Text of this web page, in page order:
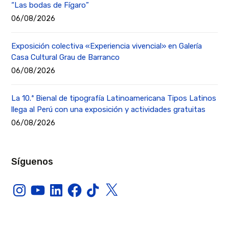
“Las bodas de Fígaro”
06/08/2026
Exposición colectiva «Experiencia vivencial» en Galería
Casa Cultural Grau de Barranco
06/08/2026
La 10.ª Bienal de tipografía Latinoamericana Tipos Latinos
llega al Perú con una exposición y actividades gratuitas
06/08/2026
Síguenos
InstagramYouTubeLinkedInFacebook
TikTokX